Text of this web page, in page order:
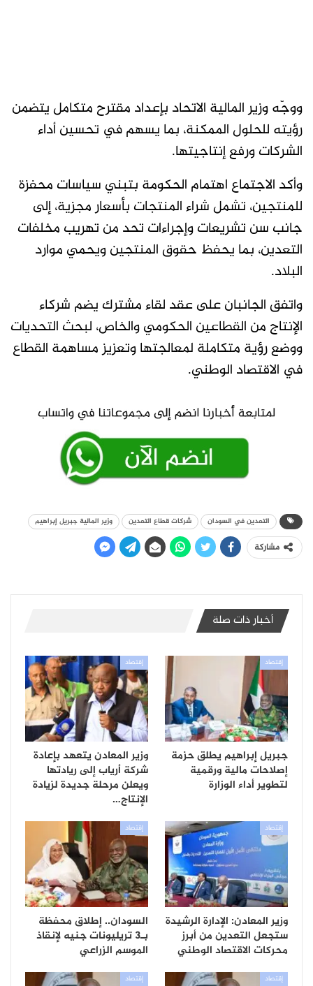
ووجّه وزير المالية الاتحاد بإعداد مقترح متكامل يتضمن
رؤيته للحلول الممكنة، بما يسهم في تحسين أداء
الشركات ورفع إنتاجيتها.
وأكد الاجتماع اهتمام الحكومة بتبني سياسات محفزة
للمنتجين، تشمل شراء المنتجات بأسعار مجزية، إلى
جانب سن تشريعات وإجراءات تحد من تهريب مخلفات
التعدين، بما يحفظ حقوق المنتجين ويحمي موارد
البلاد.
واتفق الجانبان على عقد لقاء مشترك يضم شركاء
الإنتاج من القطاعين الحكومي والخاص، لبحث التحديات
ووضع رؤية متكاملة لمعالجتها وتعزيز مساهمة القطاع
في الاقتصاد الوطني.
التعدين في السودان شركات قطاع التعدين وزير المالية جبريل إبراهيم
مشاركة
أخبار ذات صلة
إقتصاد
جبريل إبراهيم يطلق حزمة
إصلاحات مالية ورقمية
لتطوير أداء الوزارة
إقتصاد
وزير المعادن يتعهد بإعادة
شركة أرياب إلى ريادتها
ويعلن مرحلة جديدة لزيادة
الإنتاج…
إقتصاد
وزير المعادن: الإدارة الرشيدة
ستجعل التعدين من أبرز
محركات الاقتصاد الوطني
إقتصاد
السودان.. إطلاق محفظة
بـ3 تريليونات جنيه لإنقاذ
الموسم الزراعي
إقتصاد إقتصاد